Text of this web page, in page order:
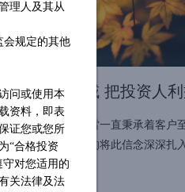
理人及其从
会规定的其他
问或使用本
资料，即表
证您或您所
“合格投资
守对您适用的
关法律及法
耕FOF领域 把投资人
公司总经理李春雷一直秉承着客户
位，并坚定不移的将此信念深深扎